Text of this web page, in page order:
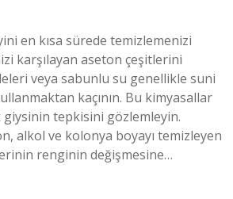
en kısa sürede temizlemenizi
karşılayan aseton çeşitlerini
veya sabunlu su genellikle suni
kaçının. Bu kimyasallar
tepkisini gözlemleyin.
alkol ve kolonya boyayı temizleyen
renginin değişmesine…